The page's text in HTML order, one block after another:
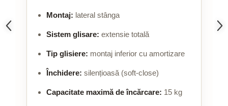
Montaj: lateral stânga
Sistem glisare: extensie totală
Tip glisiere: montaj inferior cu amortizare
Închidere: silențioasă (soft-close)
Capacitate maximă de încărcare: 15 kg